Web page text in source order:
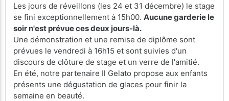
Les jours de réveillons (les 24 et 31 décembre) le stage
se fini exceptionnellement à 15h00. Aucune garderie le
soir n'est prévue ces deux jours-là.
Une démonstration et une remise de diplôme sont
prévues le vendredi à 16h15 et sont suivies d'un
discours de clôture de stage et un verre de l'amitié.
En été, notre partenaire Il Gelato propose aux enfants
présents une dégustation de glaces pour finir la
semaine en beauté.